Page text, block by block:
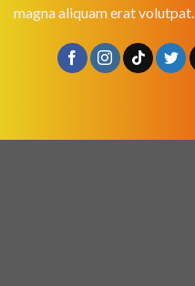
magna aliquam erat volutpat.